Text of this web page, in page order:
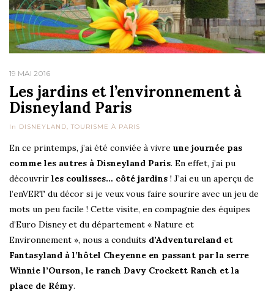
19 MAI 2016
Les jardins et l’environnement à
Disneyland Paris
In DISNEYLAND, TOURISME À PARIS
En ce printemps, j’ai été conviée à vivre une journée pas
comme les autres à Disneyland Paris. En effet, j’ai pu
découvrir les coulisses… côté jardins ! J’ai eu un aperçu de
l’enVERT du décor si je veux vous faire sourire avec un jeu de
mots un peu facile ! Cette visite, en compagnie des équipes
d’Euro Disney et du département « Nature et
Environnement », nous a conduits d’Adventureland et
Fantasyland à l’hôtel Cheyenne en passant par la serre
Winnie l’Ourson, le ranch Davy Crockett Ranch et la
place de Rémy.